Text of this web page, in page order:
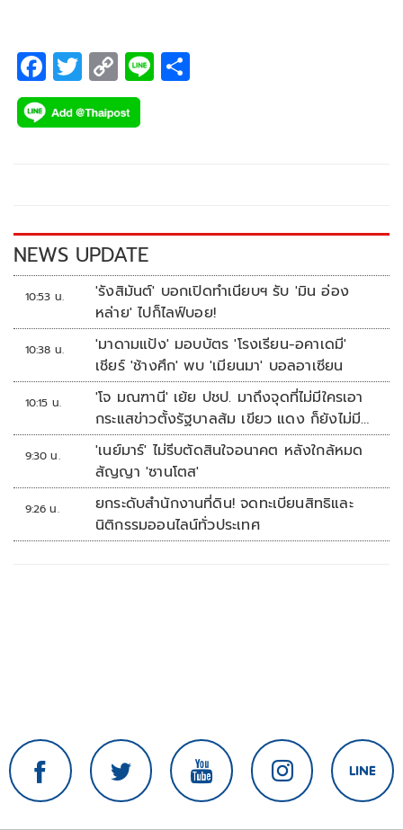
F
ac
e
k
T
wi
tt
C
o
p
k
Li
NEWS UPDATE
10:53 น.
'รังสิมันต์' บอกเปิดทำเนียบฯ รับ 'มิน อ่อง
หล่าย' ไปก็ไลฟ์บอย!
10:38 น.
'มาดามแป้ง' มอบบัตร 'โรงเรียน-อคาเดมี'
เชียร์ 'ช้างศึก' พบ 'เมียนมา' บอลอาเซียน
10:15 น.
'โจ มณฑานี' เย้ย ปชป. มาถึงจุดที่ไม่มีใครเอา
กระแสข่าวตั้งรัฐบาลส้ม เขียว แดง ก็ยังไม่มีฟ้า
เลย
9:30 น.
'เนย์มาร์' ไม่รีบตัดสินใจอนาคต หลังใกล้หมด
สัญญา 'ซานโตส'
9:26 น.
ยกระดับสำนักงานที่ดิน! จดทะเบียนสิทธิและ
นิติกรรมออนไลน์ทั่วประเทศ